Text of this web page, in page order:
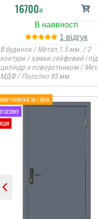
16700₴
1
В будинок / Метал 1.5 мм. / 2
контури / замки сейфовий і під
циліндр з поворотником /
МДФ / Полотно 85 мм.